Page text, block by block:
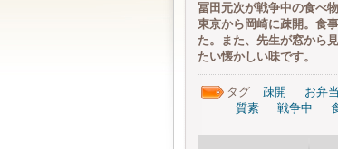
冨田元次が戦争中の食べ
東京から岡崎に疎開。食
た。また、先生が窓から
たい懐かしい味です。
タグ 疎開 お弁当
質素
戦争中